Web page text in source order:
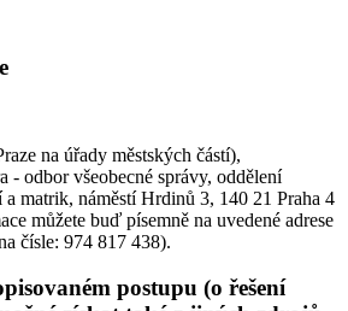
na úřady městských částí),
- odbor všeobecné správy, oddělení
a matrik, náměstí Hrdinů 3, 140 21 Praha 4
můžete buď písemně na uvedené adrese
čísle: 974 817 438).
postupu (o řešení